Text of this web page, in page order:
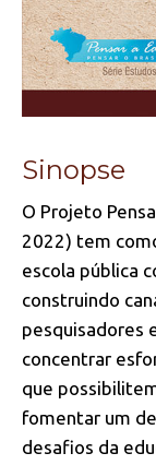
Sinopse
O Projeto
2022) tem
escola pública
construindo
pesquisadores
concentrar
que
fomentar um
desafios da